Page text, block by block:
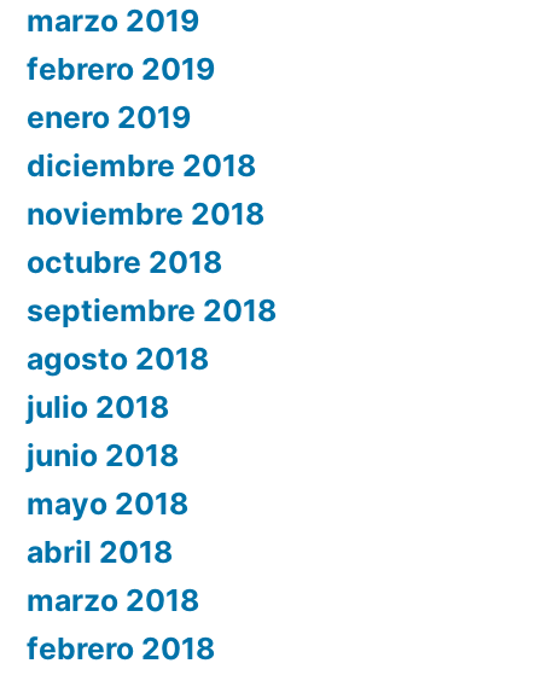
marzo 2019
febrero 2019
enero 2019
diciembre 2018
noviembre 2018
octubre 2018
septiembre 2018
agosto 2018
julio 2018
junio 2018
mayo 2018
abril 2018
marzo 2018
febrero 2018